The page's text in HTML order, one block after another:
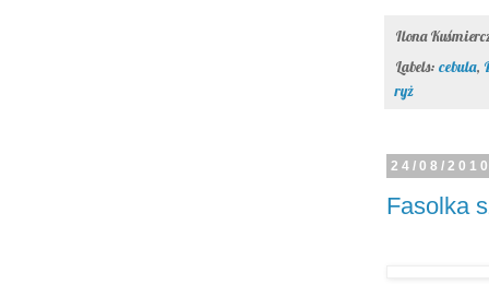
Ilona
Labels: cebula,
ryż
24/08/
Fasolka